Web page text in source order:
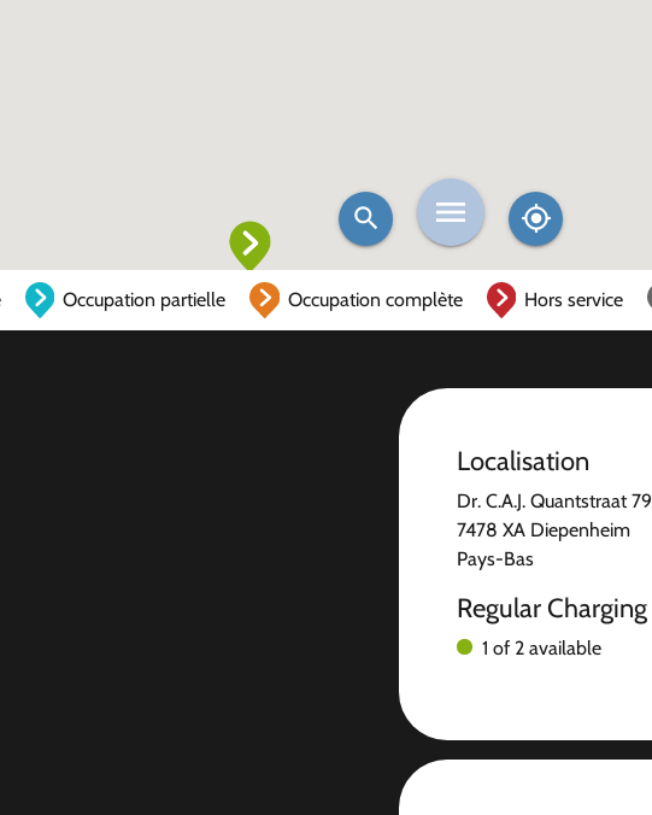
Occupation partielle Occupation complète Hors service
Localisation
Dr. C.A.J. Quantstraat 79
7478 XA Diepenheim
Pays-Bas
Regular Charging
1 of 2 available